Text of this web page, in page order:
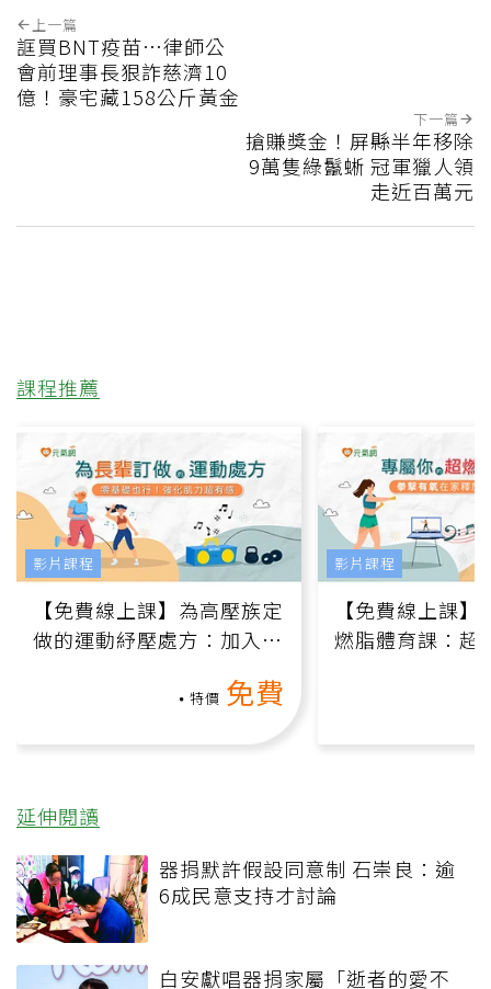
上一篇
誆買BNT疫苗…律師公
會前理事長狠詐慈濟10
億！豪宅藏158公斤黃金
下一篇
搶賺獎金！屏縣半年移除
9萬隻綠鬣蜥 冠軍獵人領
走近百萬元
課程推薦
【免費線上課】為高壓族定
做的運動紓壓處方：加入行
特價 免費
影片課程
【免費線上課
燃脂體育課：超
影片課程
延伸閱讀
器捐默許假設同意制 石崇良：逾
6成民意支持才討論
白安獻唱器捐家屬「逝者的愛不